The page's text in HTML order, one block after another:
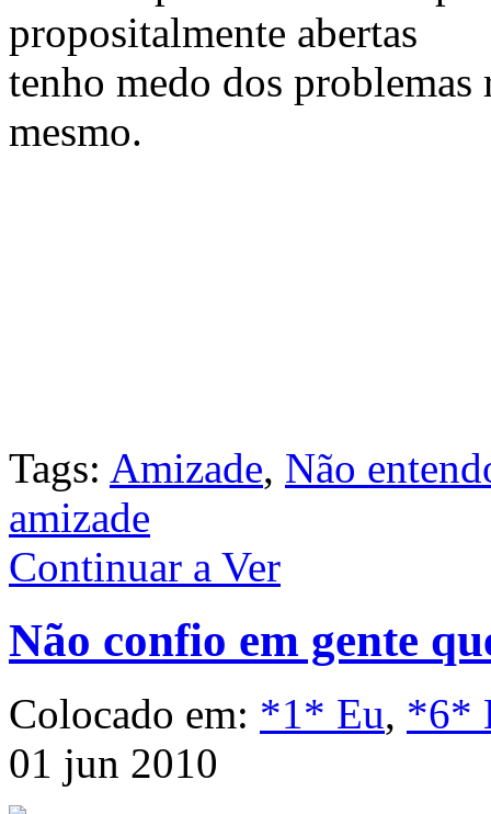
propositalmente abertas
tenho medo dos problemas
mesmo.
Tags: Amizade, Não
amizade
Continuar a Ver
Não confio em gente
Colocado em: *1* Eu, *6*
01 jun 2010